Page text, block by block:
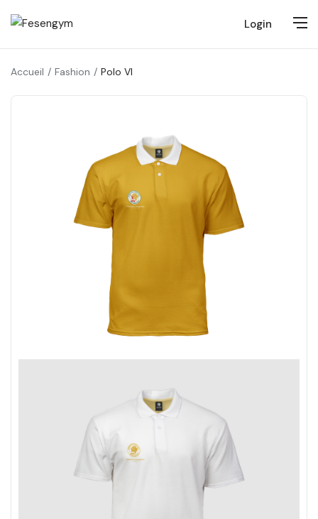
Login
Accueil Fashion Polo VI